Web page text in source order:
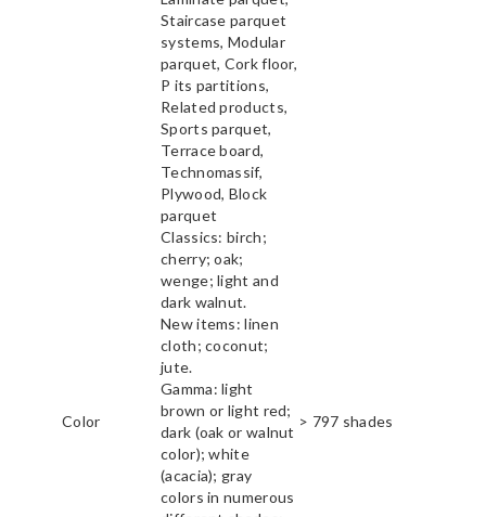
Staircase parquet
systems, Modular
parquet, Cork floor,
P its partitions,
Related products,
Sports parquet,
Terrace board,
Technomassif,
Plywood, Block
parquet
Color
Classics: birch;
cherry; oak;
wenge; light and
dark walnut.
New items: linen
cloth; coconut;
jute.
Gamma: light
brown or light red;
dark (oak or walnut
color); white
(acacia); gray
colors in numerous
> 797 shades